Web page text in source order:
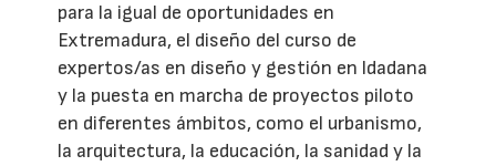
para la igual de oportunidades en
Extremadura, el diseño del curso de
expertos/as en diseño y gestión en ldadana
y la puesta en marcha de proyectos piloto
en diferentes ámbitos, como el urbanismo,
la arquitectura, la educación, la sanidad y la